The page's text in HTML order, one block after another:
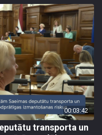
00:03:42
transporta un